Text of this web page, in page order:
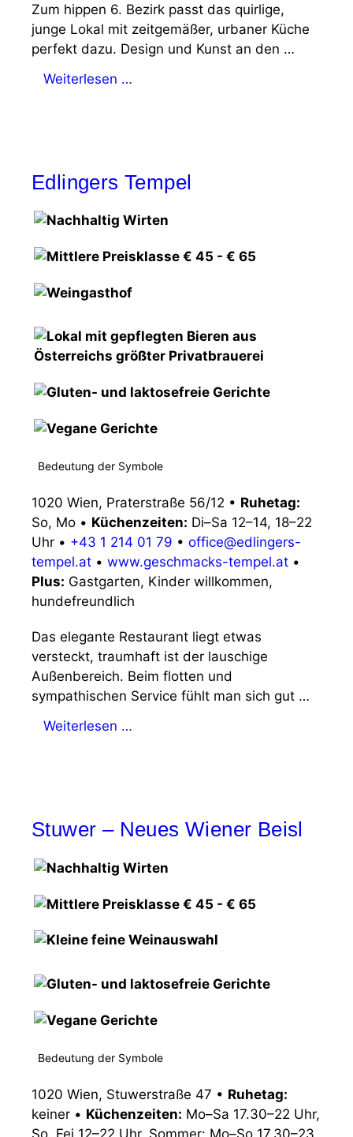
Zum hippen 6. Bezirk passt das quirlige,
junge Lokal mit zeitgemäßer, urbaner Küche
perfekt dazu. Design und Kunst an den …
Weiterlesen …
Edlingers Tempel
Bedeutung der Symbole
1020 Wien, Praterstraße 56/12 • Ruhetag:
So, Mo • Küchenzeiten: Di–Sa 12–14, 18–22
Uhr • +43 1 214 01 79 • office@edlingers-
tempel.at • www.geschmacks-tempel.at •
Plus: Gastgarten, Kinder willkommen,
hundefreundlich
Das elegante Restaurant liegt etwas
versteckt, traumhaft ist der lauschige
Außenbereich. Beim flotten und
sympathischen Service fühlt man sich gut …
Weiterlesen …
Stuwer – Neues Wiener Beisl
Bedeutung der Symbole
1020 Wien, Stuwerstraße 47 • Ruhetag:
keiner • Küchenzeiten: Mo–Sa 17.30–22 Uhr,